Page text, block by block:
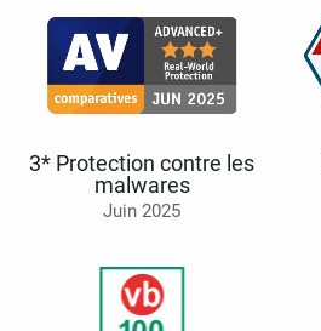
3* Protection contre les
malwares
Juin 2025